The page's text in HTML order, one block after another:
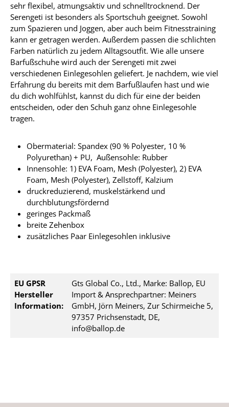
sehr flexibel, atmungsaktiv und schnelltrocknend. Der
Serengeti ist besonders als Sportschuh geeignet. Sowohl
zum Spazieren und Joggen, aber auch beim Fitnesstraining
kann er getragen werden. Außerdem passen die schlichten
Farben natürlich zu jedem Alltagsoutfit. Wie alle unsere
Barfußschuhe wird auch der Serengeti mit zwei
verschiedenen Einlegesohlen geliefert. Je nachdem, wie viel
Erfahrung du bereits mit dem Barfußlaufen hast und wie
du dich wohlfühlst, kannst du dich für eine der beiden
entscheiden, oder den Schuh ganz ohne Einlegesohle
tragen.
Obermaterial: Spandex (90 % Polyester, 10 %
Polyurethan) + PU, Außensohle: Rubber
Innensohle: 1) EVA Foam, Mesh (Polyester), 2) EVA
Foam, Mesh (Polyester), Zellstoff, Kalzium
druckreduzierend, muskelstärkend und
durchblutungsfördernd
geringes Packmaß
breite Zehenbox
zusätzliches Paar Einlegesohlen inklusive
EU GPSR
Hersteller
Information:
Gts Global Co., Ltd., Marke: Ballop, EU
Import & Ansprechpartner: Meiners
GmbH, Jörn Meiners, Zur Schirmeiche 5,
97357 Prichsenstadt, DE,
info@ballop.de